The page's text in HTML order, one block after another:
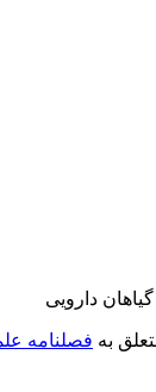
بهفصلنامه علمی